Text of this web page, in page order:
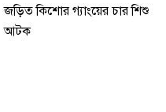
জড়িত কিশোর গ্যাংয়ের চার শিশু
আটক